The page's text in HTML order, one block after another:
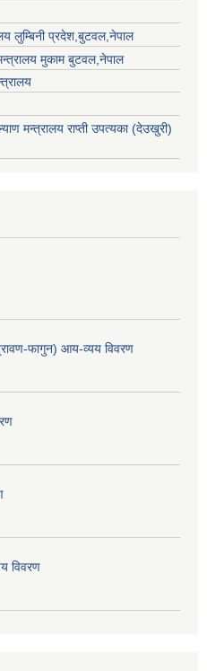
लुम्बिनी प्रदेश,बुटवल,नेपाल
मुकाम बुटवल,नेपाल
मन्त्रालय राप्ती उपत्यका (देउखुरी)
फागुन) आय-व्यय विवरण
विवरण